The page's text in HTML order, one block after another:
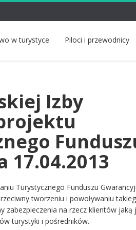
w turystyce Piloci i przewodnicy
Izby
17.04.2013
Turystycznego Funduszu
tworzeniu i powoływaniu
zabezpieczenia na rzecz klientów jaką
turystyki i pośredników.